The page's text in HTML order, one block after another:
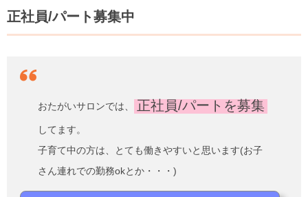
正社員/パート募集中
おたがいサロンでは、 正社員/パートを募集
してます。
子育て中の方は、とても働きやすいと思います(お子
さん連れでの勤務okとか・・・)